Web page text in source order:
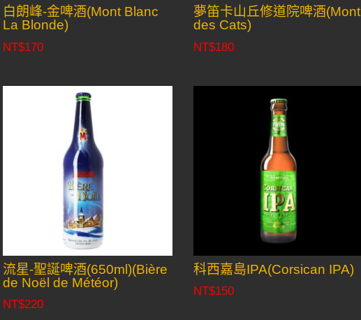
白朗峰-金啤酒(Mont Blanc
La Blonde)
NT$170
夢笛卡山丘修道院啤酒(Mont
des Cats)
NT$180
流星-聖誕啤酒(650ml)(Bière
de Noël de Météor)
NT$220
科西嘉島IPA(Corsican IPA)
NT$150